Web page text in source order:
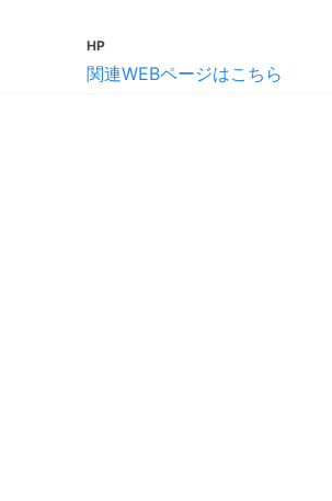
HP
関連WEBページはこちら